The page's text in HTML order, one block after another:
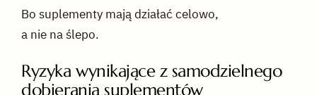
Bo suplementy mają działać celowo,
a nie na ślepo.
Ryzyka wynikające z samodzielnego
dobierania suplementów